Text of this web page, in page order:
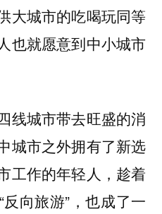
大城市的吃喝玩同等
也就愿意到中小城市
线城市带去旺盛的消
城市之外拥有了新选
工作的年轻人，趁着
向旅游”，也成了一